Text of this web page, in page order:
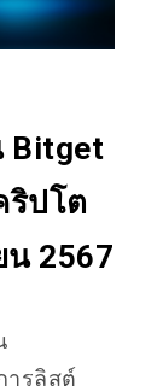
Bitget
ปโต
2567
ารลิสต์